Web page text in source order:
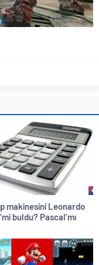
makinesini Leonardo
buldu? Pascal’mı